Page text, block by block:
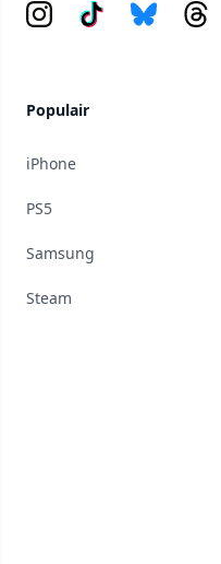
Instagram
Tiktok Bluesky
Populair
iPhone
PS5
Samsung
Steam